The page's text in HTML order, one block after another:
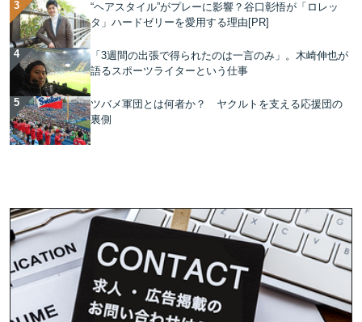
“ヘアスタイル”がプレーに影響？谷口彰悟が「ロレッ
タ」ハードゼリーを愛用する理由[PR]
「3週間の出張で得られたのは一言のみ」。木崎伸也が
語るスポーツライターという仕事
ツバメ軍団とは何者か？ ヤクルトを支える応援団の
裏側